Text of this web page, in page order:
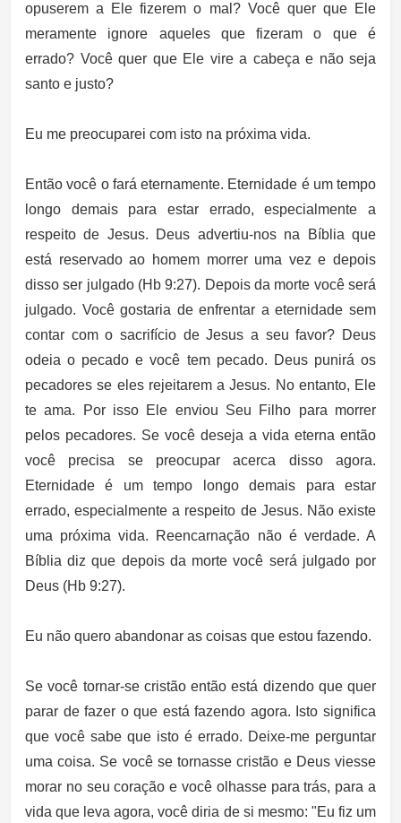
opuserem a Ele fizerem o mal? Você quer que Ele
meramente ignore aqueles que fizeram o que é
errado? Você quer que Ele vire a cabeça e não seja
santo e justo?
Eu me preocuparei com isto na próxima vida.
Então você o fará eternamente. Eternidade é um tempo
longo demais para estar errado, especialmente a
respeito de Jesus. Deus advertiu-nos na Bíblia que
está reservado ao homem morrer uma vez e depois
disso ser julgado (Hb 9:27). Depois da morte você será
julgado. Você gostaria de enfrentar a eternidade sem
contar com o sacrifício de Jesus a seu favor? Deus
odeia o pecado e você tem pecado. Deus punirá os
pecadores se eles rejeitarem a Jesus. No entanto, Ele
te ama. Por isso Ele enviou Seu Filho para morrer
pelos pecadores. Se você deseja a vida eterna então
você precisa se preocupar acerca disso agora.
Eternidade é um tempo longo demais para estar
errado, especialmente a respeito de Jesus. Não existe
uma próxima vida. Reencarnação não é verdade. A
Bíblia diz que depois da morte você será julgado por
Deus (Hb 9:27).
Eu não quero abandonar as coisas que estou fazendo.
Se você tornar-se cristão então está dizendo que quer
parar de fazer o que está fazendo agora. Isto significa
que você sabe que isto é errado. Deixe-me perguntar
uma coisa. Se você se tornasse cristão e Deus viesse
morar no seu coração e você olhasse para trás, para a
vida que leva agora, você diria de si mesmo: "Eu fiz um